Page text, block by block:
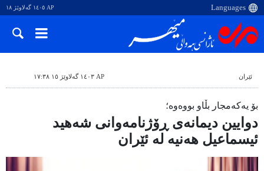
AP ١٤٠٥ گەلاوێژ ١٨
ئێران AP ١٤٠٣ گەلاوێژ ١٥ ١٧:٣٨
بۆ یەکەمجار بڵاو بووەوە؛
دوایین دیمانەی ڕۆژنامەوانی شەهید
ئیسماعیل هەنیە لە ئێران